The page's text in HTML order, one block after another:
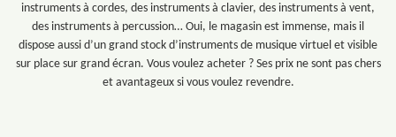
instruments à cordes, des instruments à clavier, des instruments à vent,
des instruments à percussion… Oui, le magasin est immense, mais il
dispose aussi d’un grand stock d’instruments de musique virtuel et visible
sur place sur grand écran. Vous voulez acheter ? Ses prix ne sont pas chers
et avantageux si vous voulez revendre.